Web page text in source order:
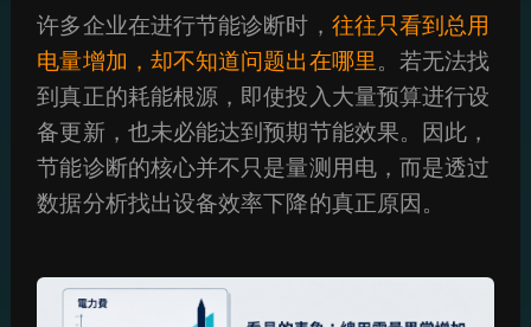
许多企业在进行节能诊断时， 往往只看到总用
电量增加，却不知道问题出在哪里。若无法找
到真正的耗能根源，即使投入大量预算进行设
备更新，也未必能达到预期节能效果。因此，
节能诊断的核心并不只是量测用电，而是透过
数据分析找出设备效率下降的真正原因。